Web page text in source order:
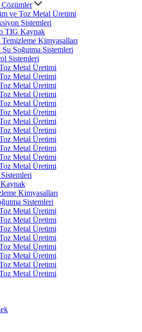
ve Toz Metal Üretimi
Sistemleri
TIG Kaynak
Kimyasalları
Soğutma Sistemleri
Sistemleri
Metal Üretimi
Metal Üretimi
Metal Üretimi
Metal Üretimi
Metal Üretimi
Metal Üretimi
Metal Üretimi
Metal Üretimi
Metal Üretimi
Metal Üretimi
Metal Üretimi
Metal Üretimi
Kimyasalları
Sistemleri
Metal Üretimi
Metal Üretimi
Metal Üretimi
Metal Üretimi
Metal Üretimi
Metal Üretimi
Metal Üretimi
Metal Üretimi